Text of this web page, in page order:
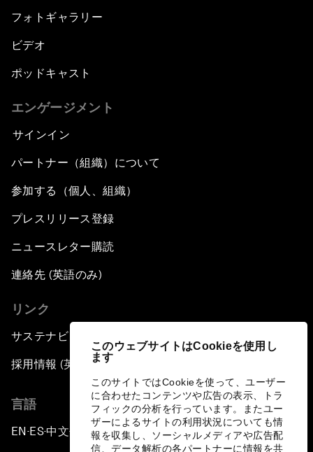
このウェブサイトはCookieを使用し
ます
このサイトではCookieを使って、ユーザー
に合わせたコンテンツや広告の表示、トラ
フィックの分析を行っています。またユー
ザーによるサイトの利用状況についても情
報を収集し、ソーシャルメディアや広告配
信、データ解析の各パートナーに情報を共
フォトギャラリー
ビデオ
ポッドキャスト
エンゲージメント
サインイン
パートナー（組織）について
参加する（個人、組織）
プレスリリース登録
ニュースレター購読
連絡先 (英語のみ)
リンク
サステナビリティへの取り組み
採用情報 (英語のみ)
言語
EN ▪ ES▪中文▪ 日本語